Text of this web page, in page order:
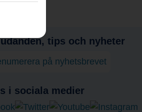
tips och nyheter
på nyhetsbrevet
i sociala medier